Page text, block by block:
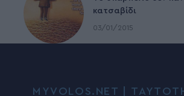
κατσαβίδι
03/01/2015
MYVOLOS.NET |